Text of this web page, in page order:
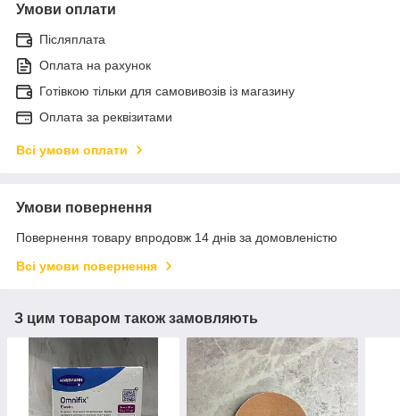
Умови оплати
Післяплата
Оплата на рахунок
Готівкою тільки для самовивозів із магазину
Оплата за реквізитами
Всі умови оплати
Умови повернення
Повернення товару впродовж 14 днів за домовленістю
Всі умови повернення
З цим товаром також замовляють